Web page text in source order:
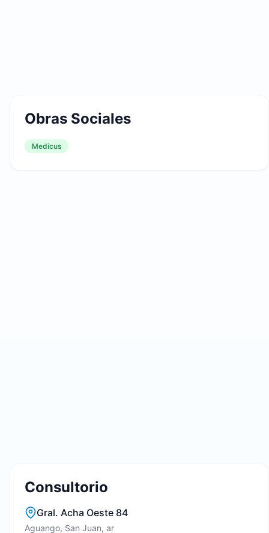
Obras Sociales
Medicus
Consultorio
Gral. Acha Oeste 84
Aguango, San Juan, ar